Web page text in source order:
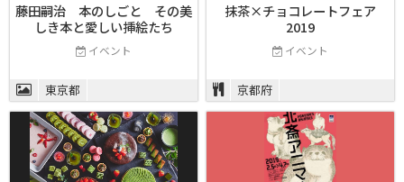
藤田嗣治 本のしごと その美
しき本と愛しい挿絵たち
イベント
東京都
抹茶×チョコレートフェア
2019
イベント
京都府